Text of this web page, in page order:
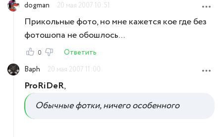
dogman
20 мая 2007 10:51
Прикольные фото, но мне кажется кое где без
фотошопа не обошлось...
0
Ответить
Baph
20 мая 2007 11:00
ProRiDeR,
Обычные фотки, ничего особенного